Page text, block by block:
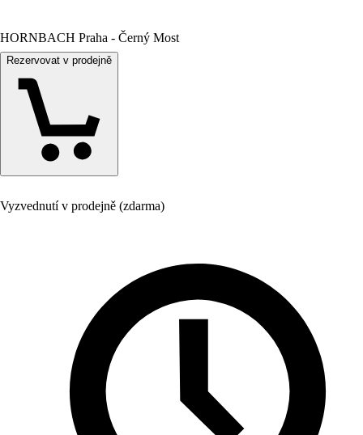
HORNBACH Praha - Černý Most
Rezervovat v prodejně
Vyzvednutí v prodejně (zdarma)